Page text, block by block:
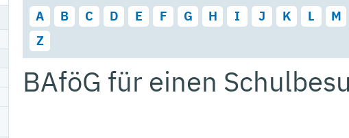
A B C D E F G H I J K L M
Z
BAföG für einen